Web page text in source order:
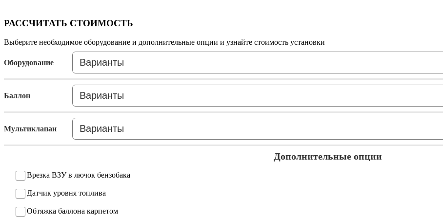
РАССЧИТАТЬ СТОИМОСТЬ
Выберите необходимое оборудование и дополнительные опции и узнайте стоимость установки
Оборудование
Баллон
Мультиклапан
Дополнительные опции
Врезка ВЗУ в лючок бензобака
Датчик уровня топлива
Обтяжка баллона карпетом